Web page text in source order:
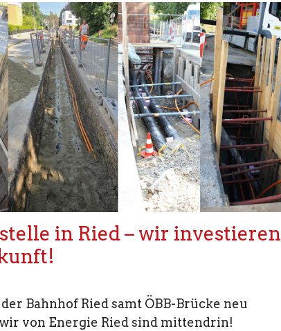
in Ried – wir investieren
Bahnhof Ried samt ÖBB-Brücke neu
von Energie Ried sind mittendrin!